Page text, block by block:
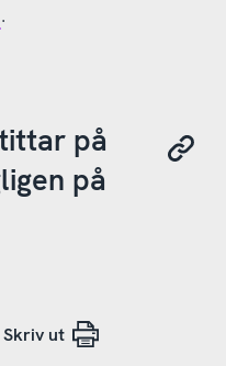
.
på
på
Skriv ut